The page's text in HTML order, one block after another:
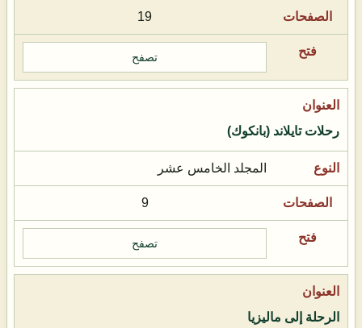
19
تصفح
رحلات تايلاند (بانكوك)
المجلد الخامس عشر
9
تصفح
الرحلة إلى ماليزيا